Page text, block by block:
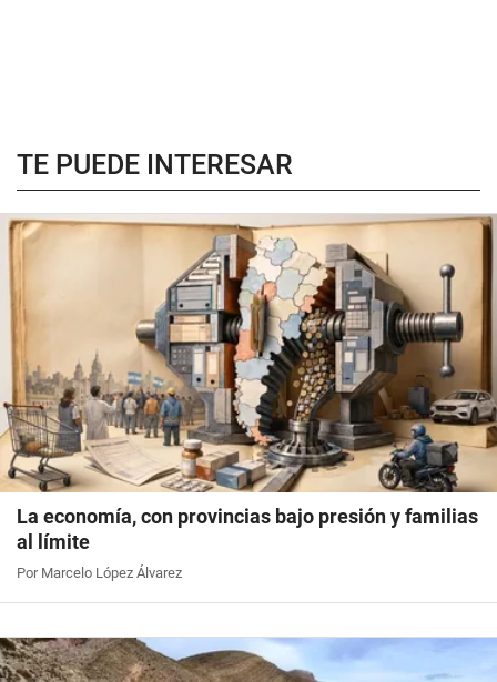
TE PUEDE INTERESAR
La economía, con provincias bajo presión y familias
al límite
Por Marcelo López Álvarez